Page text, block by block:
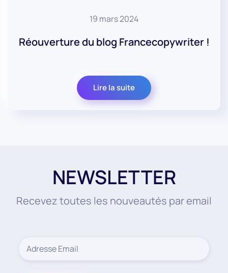
19 mars 2024
Réouverture du blog Francecopywriter !
Lire la suite
NEWSLETTER
Recevez toutes les nouveautés par email